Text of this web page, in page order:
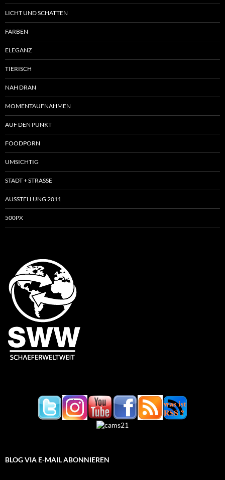
LICHT UND SCHATTEN
FARBEN
ELEGANZ
TIERISCH
NAH DRAN
MOMENTAUFNAHMEN
AUF DEN PUNKT
FOODPORN
UMSICHTIG
STADT + STRASSE
AUSSTELLUNG 2011
500PX
BLOG VIA E-MAIL ABONNIEREN